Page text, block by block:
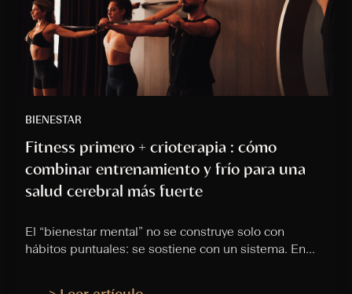
BIENESTAR
Fitness primero + crioterapia : cómo
combinar entrenamiento y frío para una
salud cerebral más fuerte
El “bienestar mental” no se construye solo con
hábitos puntuales: se sostiene con un sistema. En...